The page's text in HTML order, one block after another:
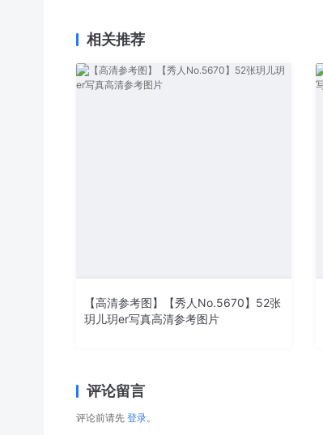
相关推荐
【高清参考图】【秀人No.5670】52张
玥儿玥er写真高清参考图片
评论留言
评论前请先 登录。